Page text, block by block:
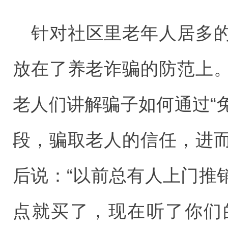
针对社区里老年人居多
放在了养老诈骗的防范上
老人们讲解骗子如何通过“
段，骗取老人的信任，进
后说：“以前总有人上门
点就买了，现在听了你